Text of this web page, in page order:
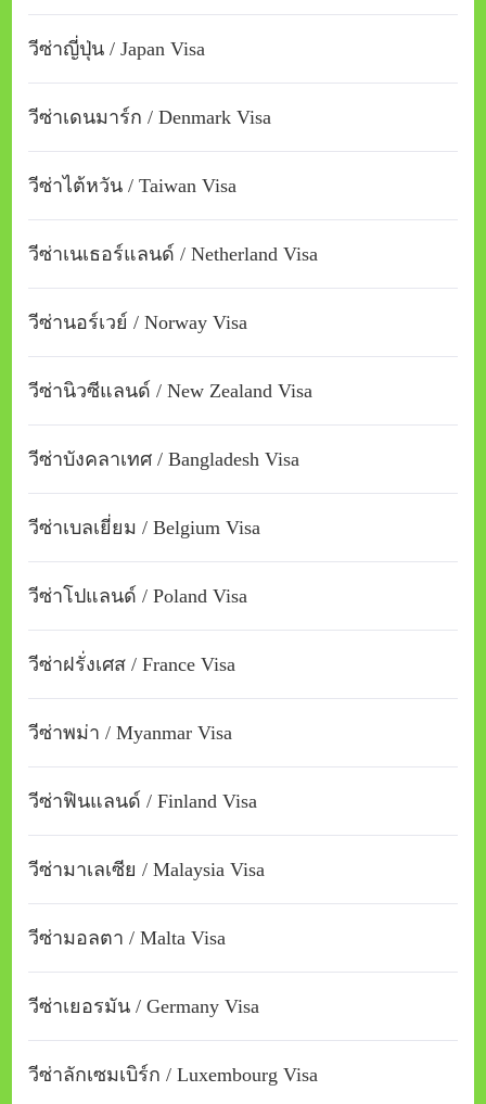
วีซ่าญี่ปุ่น / Japan Visa
วีซ่าเดนมาร์ก / Denmark Visa
วีซ่าไต้หวัน / Taiwan Visa
วีซ่าเนเธอร์แลนด์ / Netherland Visa
วีซ่านอร์เวย์ / Norway Visa
วีซ่านิวซีแลนด์ / New Zealand Visa
วีซ่าบังคลาเทศ / Bangladesh Visa
วีซ่าเบลเยี่ยม / Belgium Visa
วีซ่าโปแลนด์ / Poland Visa
วีซ่าฝรั่งเศส / France Visa
วีซ่าพม่า / Myanmar Visa
วีซ่าฟินแลนด์ / Finland Visa
วีซ่ามาเลเซีย / Malaysia Visa
วีซ่ามอลตา / Malta Visa
วีซ่าเยอรมัน / Germany Visa
วีซ่าลักเซมเบิร์ก / Luxembourg Visa